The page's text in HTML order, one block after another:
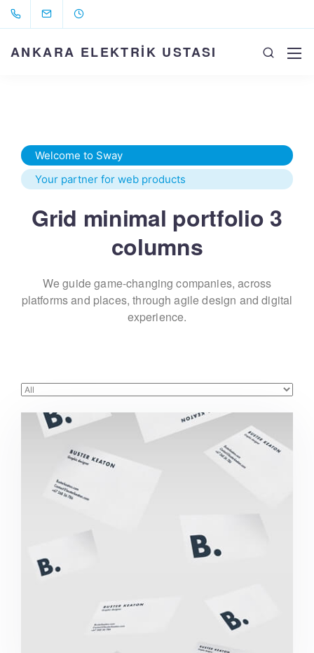
ANKARA ELEKTRİK USTASI
Welcome to Sway
Your partner for web products
Grid minimal portfolio 3
columns
We guide game-changing companies, across
platforms and places, through agile design and digital
experience.
Buster Keaton Project